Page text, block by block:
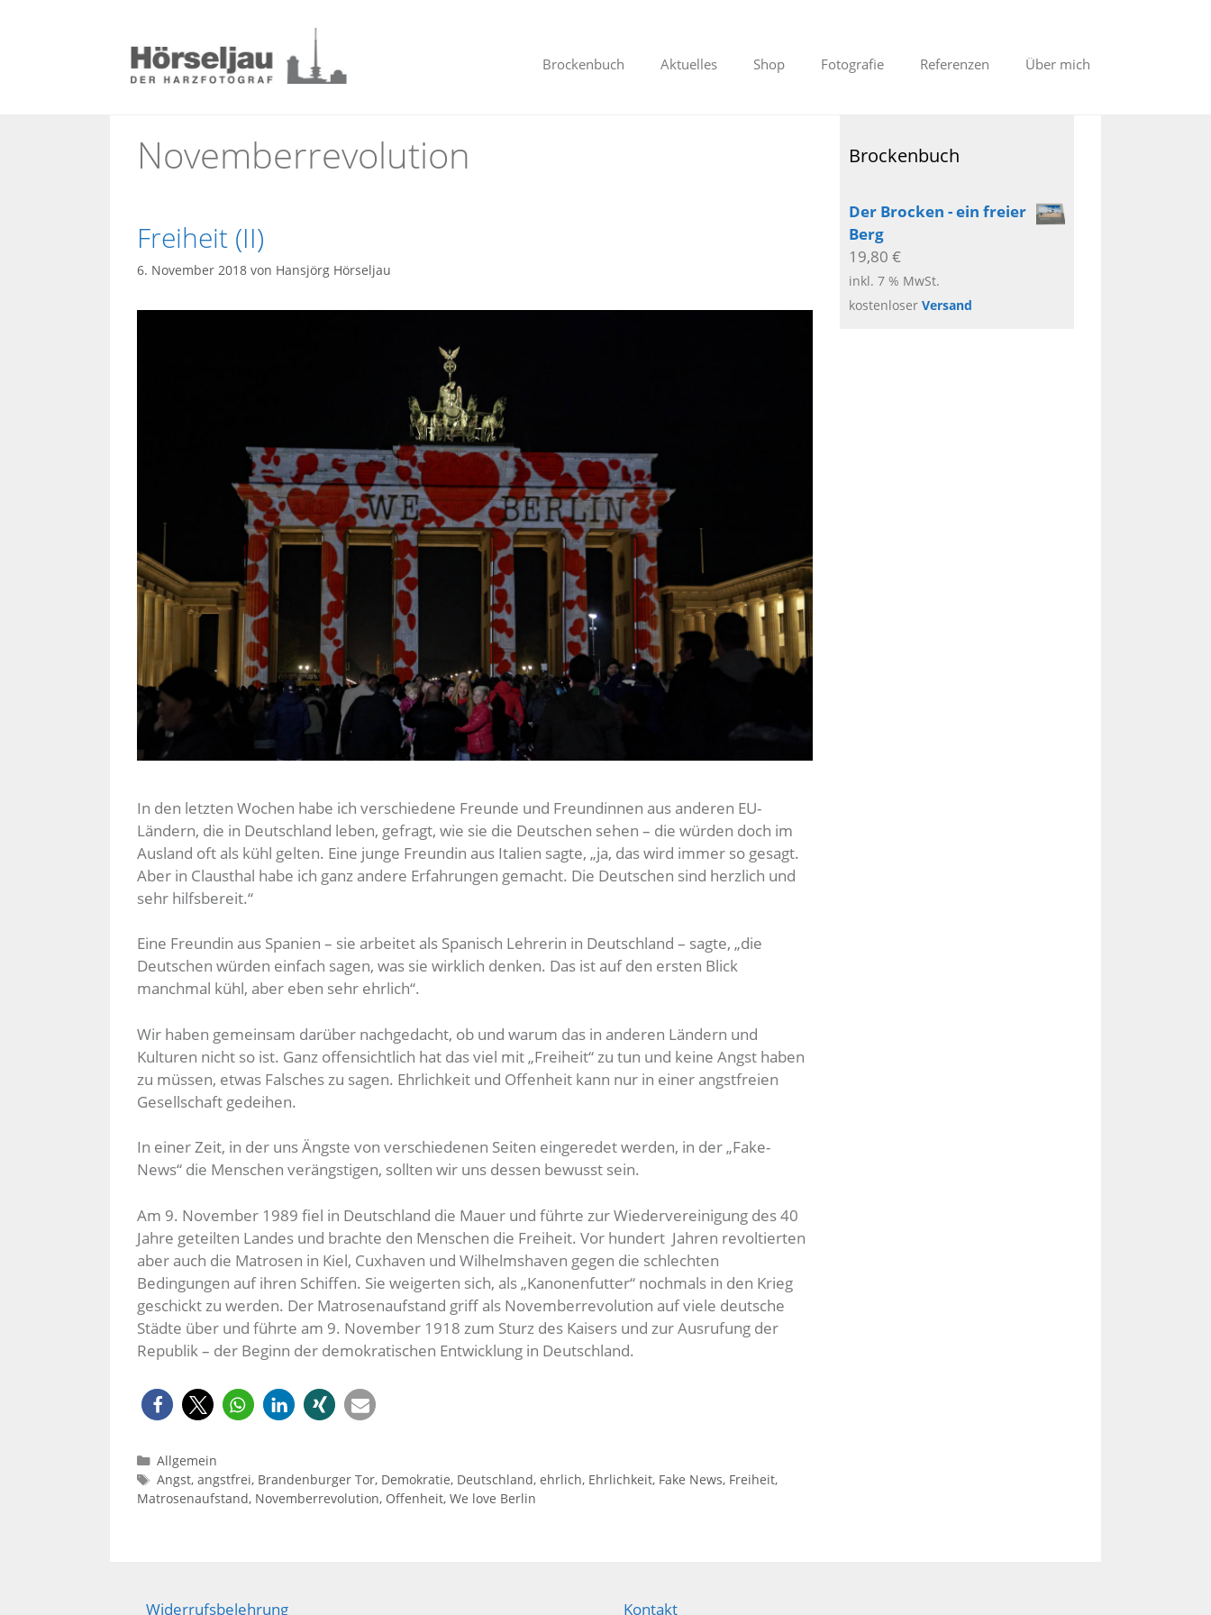
Brockenbuch Aktuelles Shop Fotografie Referenzen Über mich
Novemberrevolution
Freiheit (II)
6. November 2018 von Hansjörg Hörseljau
In den letzten Wochen habe ich verschiedene Freunde und Freundinnen aus anderen EU-
Ländern, die in Deutschland leben, gefragt, wie sie die Deutschen sehen – die würden doch im
Ausland oft als kühl gelten. Eine junge Freundin aus Italien sagte, „ja, das wird immer so gesagt.
Aber in Clausthal habe ich ganz andere Erfahrungen gemacht. Die Deutschen sind herzlich und
sehr hilfsbereit.“
Eine Freundin aus Spanien – sie arbeitet als Spanisch Lehrerin in Deutschland – sagte, „die
Deutschen würden einfach sagen, was sie wirklich denken. Das ist auf den ersten Blick
manchmal kühl, aber eben sehr ehrlich“.
Wir haben gemeinsam darüber nachgedacht, ob und warum das in anderen Ländern und
Kulturen nicht so ist. Ganz offensichtlich hat das viel mit „Freiheit“ zu tun und keine Angst haben
zu müssen, etwas Falsches zu sagen. Ehrlichkeit und Offenheit kann nur in einer angstfreien
Gesellschaft gedeihen.
In einer Zeit, in der uns Ängste von verschiedenen Seiten eingeredet werden, in der „Fake-
News“ die Menschen verängstigen, sollten wir uns dessen bewusst sein.
Am 9. November 1989 fiel in Deutschland die Mauer und führte zur Wiedervereinigung des 40
Jahre geteilten Landes und brachte den Menschen die Freiheit. Vor hundert Jahren revoltierten
aber auch die Matrosen in Kiel, Cuxhaven und Wilhelmshaven gegen die schlechten
Bedingungen auf ihren Schiffen. Sie weigerten sich, als „Kanonenfutter“ nochmals in den Krieg
geschickt zu werden. Der Matrosenaufstand griff als Novemberrevolution auf viele deutsche
Städte über und führte am 9. November 1918 zum Sturz des Kaisers und zur Ausrufung der
Republik – der Beginn der demokratischen Entwicklung in Deutschland.
Kategorien
Allgemein
Schlagwörter
Angst, angstfrei, Brandenburger Tor, Demokratie, Deutschland, ehrlich, Ehrlichkeit, Fake News, Freiheit,
Matrosenaufstand, Novemberrevolution, Offenheit, We love Berlin
Brockenbuch
Der Brocken - ein freier
Berg
19,80 €
inkl. 7 % MwSt.
kostenloser Versand
Widerrufsbelehrung Kontakt